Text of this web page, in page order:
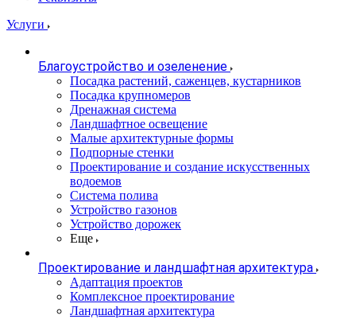
Услуги
Благоустройство и озеленение
Посадка растений, саженцев, кустарников
Посадка крупномеров
Дренажная система
Ландшафтное освещение
Малые архитектурные формы
Подпорные стенки
Проектирование и создание искусственных
водоемов
Система полива
Устройство газонов
Устройство дорожек
Еще
Проектирование и ландшафтная архитектура
Адаптация проектов
Комплексное проектирование
Ландшафтная архитектура